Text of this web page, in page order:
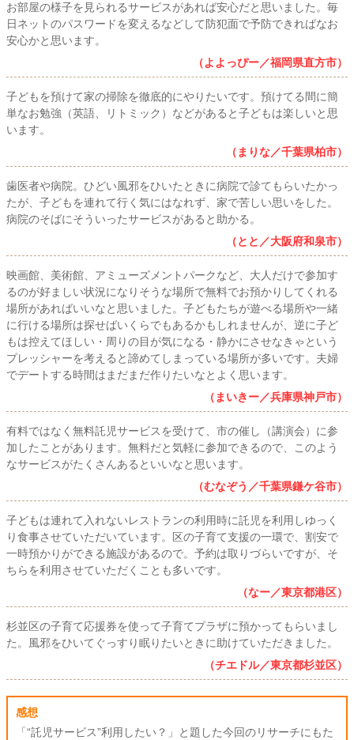
お部屋の様子を見られるサービスがあれば安心だと思いました。毎
日ネットのパスワードを変えるなどして防犯面で予防できればなお
安心かと思います。
（よよっぴー／福岡県直方市）
子どもを預けて家の掃除を徹底的にやりたいです。預けてる間に簡
単なお勉強（英語、リトミック）などがあると子どもは楽しいと思
います。
（まりな／千葉県柏市）
歯医者や病院。ひどい風邪をひいたときに病院で診てもらいたかっ
たが、子どもを連れて行く気にはなれず、家で苦しい思いをした。
病院のそばにそういったサービスがあると助かる。
（とと／大阪府和泉市）
映画館、美術館、アミューズメントパークなど、大人だけで参加す
るのが好ましい状況になりそうな場所で無料でお預かりしてくれる
場所があればいいなと思いました。子どもたちが遊べる場所や一緒
に行ける場所は探せばいくらでもあるかもしれませんが、逆に子ど
もは控えてほしい・周りの目が気になる・静かにさせなきゃという
プレッシャーを考えると諦めてしまっている場所が多いです。夫婦
でデートする時間はまだまだ作りたいなとよく思います。
（まいきー／兵庫県神戸市）
有料ではなく無料託児サービスを受けて、市の催し（講演会）に参
加したことがあります。無料だと気軽に参加できるので、このよう
なサービスがたくさんあるといいなと思います。
（むなぞう／千葉県鎌ケ谷市）
子どもは連れて入れないレストランの利用時に託児を利用しゆっく
り食事させていただいています。区の子育て支援の一環で、割安で
一時預かりができる施設があるので。予約は取りづらいですが、そ
ちらを利用させていただくことも多いです。
（なー／東京都港区）
杉並区の子育て応援券を使って子育てプラザに預かってもらいまし
た。風邪をひいてぐっすり眠りたいときに助けていただきました。
（チエドル／東京都杉並区）
感想
「“託児サービス”利用したい？」と題した今回のリサーチにもた